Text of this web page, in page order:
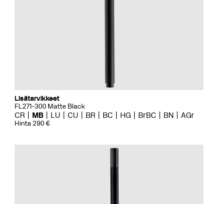
Lisätarvikkeet
FL271-300 Matte Black
CR MB LU CU BR BC HG BrBC BN AGr
Hinta 290 €